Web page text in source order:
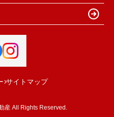
サイトマップ
産 All Rights Reserved.